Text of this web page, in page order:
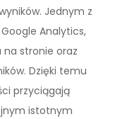
Jednym z
Analytics,
na stronie oraz
Dzięki temu
przyciągają
istotnym